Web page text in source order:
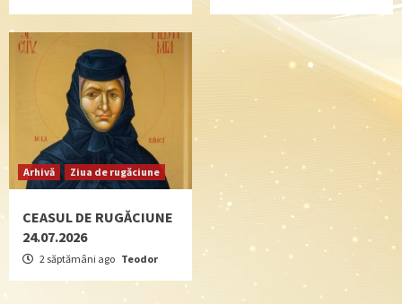
Arhivă Ziua de rugăciune
CEASUL DE RUGĂCIUNE
24.07.2026
2 săptămâni ago Teodor